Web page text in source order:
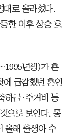
대로 올라섰다.
한 이후 상승 흐
년생)가 혼
에 급감했던 혼인
하금·주거비 등
으로 보인다. 통
올해 출생아 수